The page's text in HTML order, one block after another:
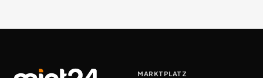
MARKTPLATZ